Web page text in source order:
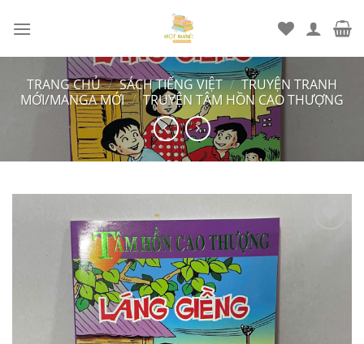
đến
TRANG CHỦ / SÁCH TIẾNG VIỆT / TRUYỆN TRANH
MỚI/MANGA MỚI / TRUYỆN TÂM HỒN CAO THƯỢNG